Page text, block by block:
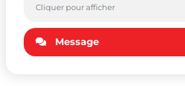
Cliquer pour afficher
Message